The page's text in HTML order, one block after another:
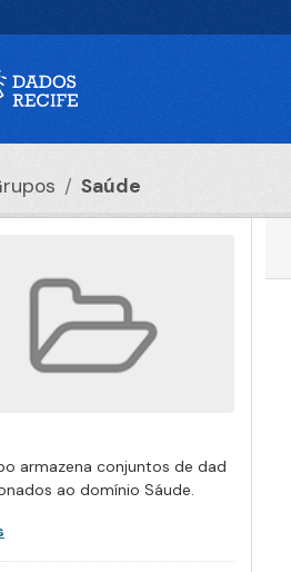
Saúde
armazena conjuntos de dad
ao domínio Sáude.